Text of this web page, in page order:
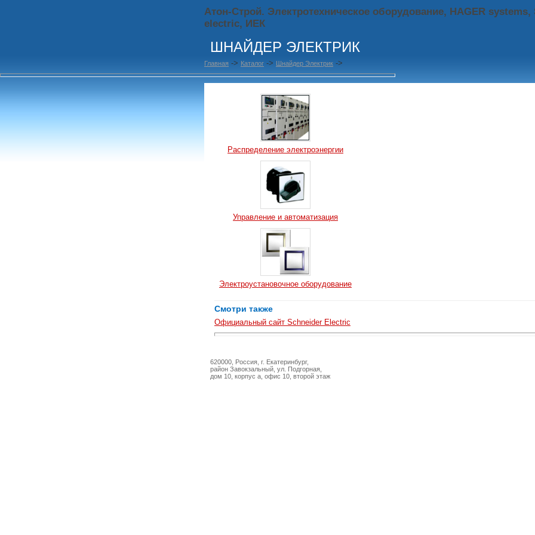
Атон-Строй. Электротехническое оборудование, HAGER systems,
electric, ИЕК
ШНАЙДЕР ЭЛЕКТРИК
Главная -> Каталог -> Шнайдер Электрик ->
Распределение электроэнергии
Управление и автоматизация
Электроустановочное оборудование
Смотри также
Официальный сайт Schneider Electric
620000, Россия, г. Екатеринбург,
район Завокзальный, ул. Подгорная,
дом 10, корпус а, офис 10, второй этаж